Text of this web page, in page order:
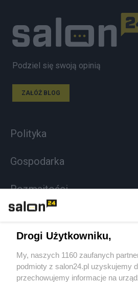
Podziel się swoją opinią
ZAŁÓŻ BLOG
Polityka
Gospodarka
Rozmaitości
Sport
Społeczeństwo
Drogi Użytkowniku,
My, naszych 1160 zaufanych
podmioty z salon24.pl uzyskujemy
przechowujemy informacje na